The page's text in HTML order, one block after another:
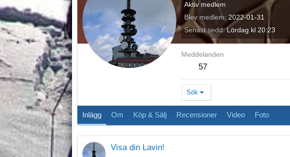
Aktiv medlem
Blev medlem
2022-01-31
Senast sedd Lördag kl 20:23
Meddelanden
57
Sök
Inlägg Om Köp & Sälj Recensioner Video Foto
Visa din Lavin!